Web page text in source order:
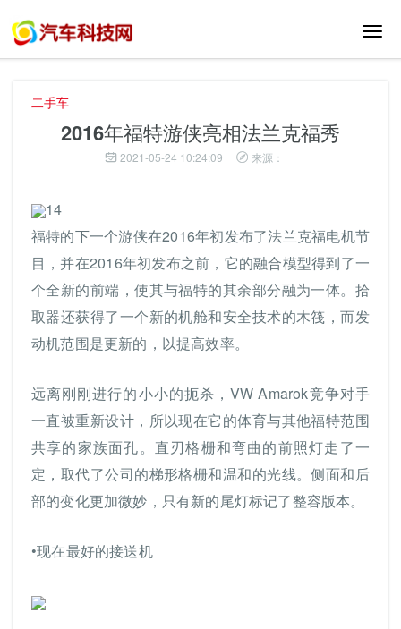
切
二手车
2016年福特游侠亮相法兰克福秀
2021-05-24 10:24:09 来源：
14
福特的下一个游侠在2016年初发布了法兰克福电机节
目，并在2016年初发布之前，它的融合模型得到了一
个全新的前端，使其与福特的其余部分融为一体。拾
取器还获得了一个新的机舱和安全技术的木筏，而发
动机范围是更新的，以提高效率。
远离刚刚进行的小小的扼杀，VW Amarok竞争对手
一直被重新设计，所以现在它的体育与其他福特范围
共享的家族面孔。直刃格栅和弯曲的前照灯走了一
定，取代了公司的梯形格栅和温和的光线。侧面和后
部的变化更加微妙，只有新的尾灯标记了整容版本。
•现在最好的接送机